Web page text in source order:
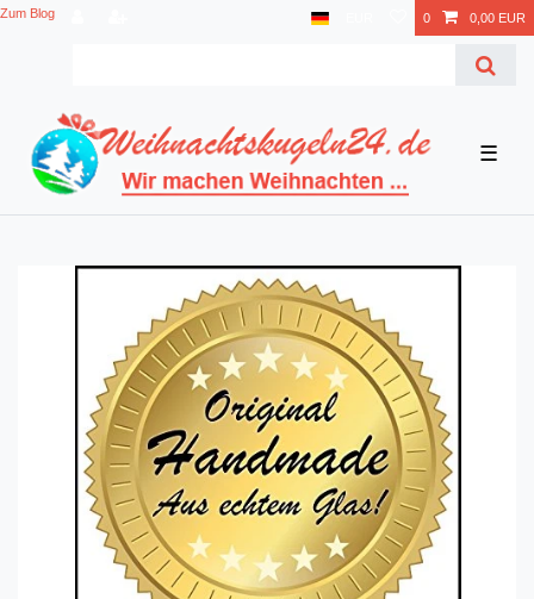
Zum Blog 0 0,00 EUR
☰